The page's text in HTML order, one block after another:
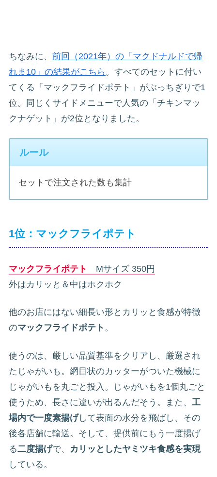
ちなみに、 前回（2021年）の「マクドナルドで帰
れま10」の結果がこちら 。すべてのセットに付い
てくる「マックフライドポテト」がぶっちぎりで1
位。同じくサイドメニューで人気の「チキンマッ
クナゲット」が2位となりました。
ルール
セットで注文された数も集計
1位：マックフライポテト
マックフライポテト
Mサイズ 350円
外はカリッと＆中はホクホク
他のお店にはない細長い形とカリッと食感が特徴
のマックフライドポテト 。
使うのは、厳しい品質基準をクリアし、厳選され
たじゃがいも。網目状のカッターがついた機械に
じゃがいもを丸ごと投入。じゃがいもを1個丸ごと
使うため、長さに違いが出るんだそう。また、 工
場内で一度素揚げして表面の水分を飛ばし、その
後各店舗に輸送。そして、提供前にもう一度揚げ
る二度揚げで、 カリッとしたヤミツキ食感を実現
している。